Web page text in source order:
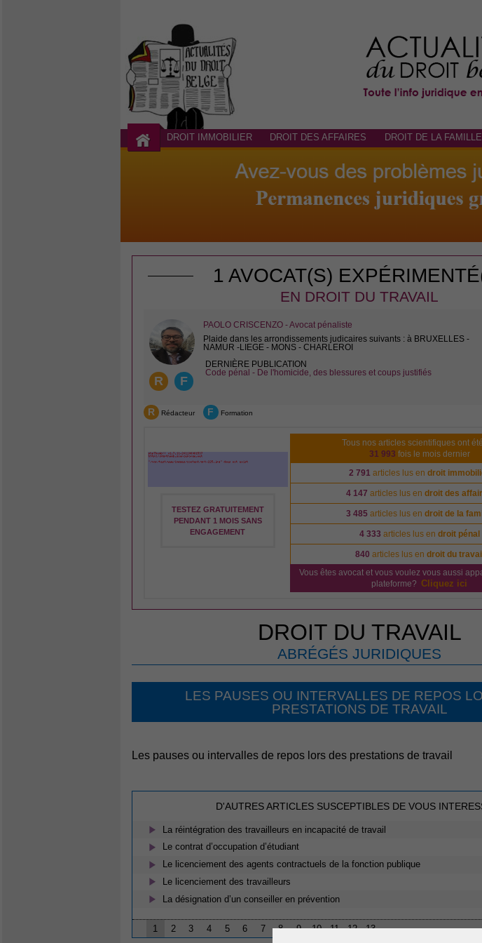
DROIT IMMOBILIER DROIT DES AFFAIRES DROIT DE LA FAMILLE
1 AVOCAT(S)
EN DROIT DU TRAVAIL
R F
PAOLO CRISCENZO - Avocat pénaliste
Plaide dans les arrondissements judicaires suivants : à BRUXELLES -
NAMUR -LIEGE - MONS - CHARLEROI
DERNIÈRE PUBLICATION
Code pénal - De l'homicide, des blessures et coups justifiés
R Rédacteur F Formation
TESTEZ GRATUITEMENT
PENDANT 1 MOIS SANS
ENGAGEMENT
Tous nos articles scientifiques ont
31 993 fois le mois dernier
2 791 articles lus endroit
4 147 articles lus endroit des
3 485 articles lus endroit de la
4 333 articles lus en droit pénal
840 articles lus en droit du
Vous êtes avocat et vous voulez vous aussi
plateforme? Cliquez ici
DROIT DU TRAVAIL
ABRÉGÉS JURIDIQUES
LES PAUSES OU INTERVALLES DE REPOS
PRESTATIONS DE TRAVAIL
Les pauses ou intervalles de repos lors des prestations de travail
D'AUTRES ARTICLES SUSCEPTIBLES DE VOUS
La réintégration des travailleurs en incapacité de travail
Le contrat d’occupation d’étudiant
Le licenciement des agents contractuels de la fonction publique
Le licenciement des travailleurs
La désignation d’un conseiller en prévention
1 2 3 4 5 6 7 8 9 10 11 12 13